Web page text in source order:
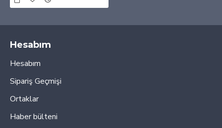
Hesabım
Hesabım
Sipariş Geçmişi
Ortaklar
Haber bülteni